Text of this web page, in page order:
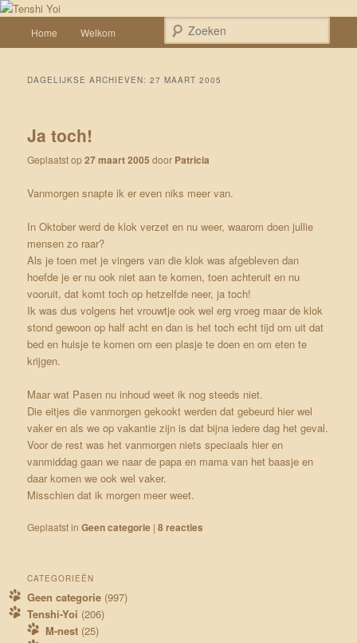
Spring naar de primaire inhoud
Spring naar de secundaire inhoud
Tenshi Yoi
Een weblog over onze Shiba’s (Keiko, Rontu, Miyuki, Tatsu en Yumi)
Home Welkom
DAGELIJKSE ARCHIEVEN:27 MAART 2005
Ja toch!
Geplaatst op27 maart 2005 door Patricia
Vanmorgen snapte ik er even niks meer van.
In Oktober werd de klok verzet en nu weer, waarom doen jullie
mensen zo raar?
Als je toen met je vingers van die klok was afgebleven dan
hoefde je er nu ook niet aan te komen, toen achteruit en nu
vooruit, dat komt toch op hetzelfde neer, ja toch!
Ik was dus volgens het vrouwtje ook wel erg vroeg maar de klok
stond gewoon op half acht en dan is het toch echt tijd om uit dat
bed en huisje te komen om een plasje te doen en om eten te
krijgen.
Maar wat Pasen nu inhoud weet ik nog steeds niet.
Die eitjes die vanmorgen gekookt werden dat gebeurd hier wel
vaker en als we op vakantie zijn is dat bijna iedere dag het geval.
Voor de rest was het vanmorgen niets speciaals hier en
vanmiddag gaan we naar de papa en mama van het baasje en
daar komen we ook wel vaker.
Misschien dat ik morgen meer weet.
Geplaatst in Geen categorie |8reacties
CATEGORIEËN
Geen categorie (997)
Tenshi-Yoi (206)
M-nest(25)